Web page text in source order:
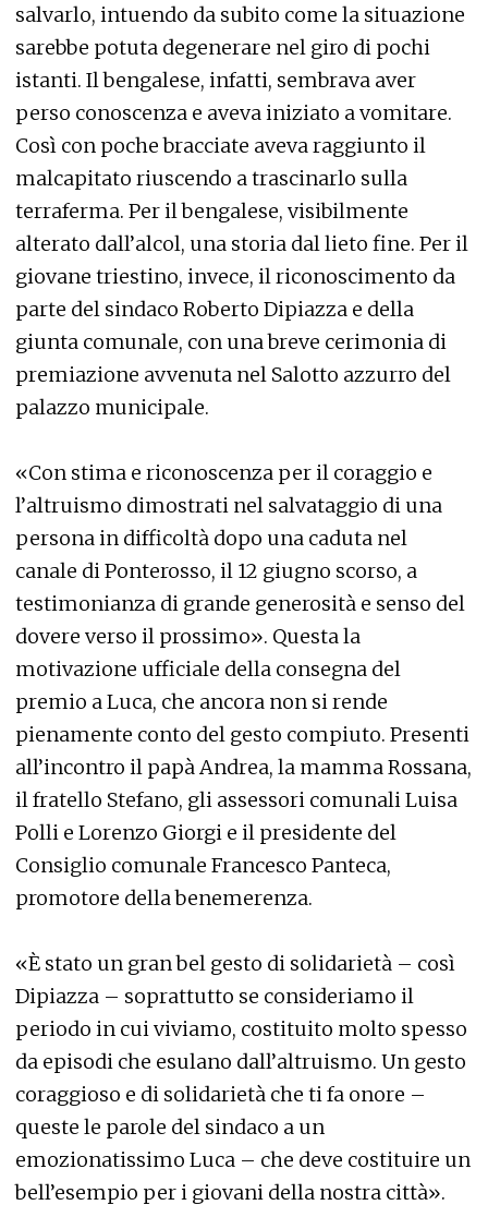
salvarlo, intuendo da subito come la situazione
sarebbe potuta degenerare nel giro di pochi
istanti. Il bengalese, infatti, sembrava aver
perso conoscenza e aveva iniziato a vomitare.
Così con poche bracciate aveva raggiunto il
malcapitato riuscendo a trascinarlo sulla
terraferma. Per il bengalese, visibilmente
alterato dall’alcol, una storia dal lieto fine. Per il
giovane triestino, invece, il riconoscimento da
parte del sindaco Roberto Dipiazza e della
giunta comunale, con una breve cerimonia di
premiazione avvenuta nel Salotto azzurro del
palazzo municipale.
«Con stima e riconoscenza per il coraggio e
l’altruismo dimostrati nel salvataggio di una
persona in difficoltà dopo una caduta nel
canale di Ponterosso, il 12 giugno scorso, a
testimonianza di grande generosità e senso del
dovere verso il prossimo». Questa la
motivazione ufficiale della consegna del
premio a Luca, che ancora non si rende
pienamente conto del gesto compiuto. Presenti
all’incontro il papà Andrea, la mamma Rossana,
il fratello Stefano, gli assessori comunali Luisa
Polli e Lorenzo Giorgi e il presidente del
Consiglio comunale Francesco Panteca,
promotore della benemerenza.
«È stato un gran bel gesto di solidarietà – così
Dipiazza – soprattutto se consideriamo il
periodo in cui viviamo, costituito molto spesso
da episodi che esulano dall’altruismo. Un gesto
coraggioso e di solidarietà che ti fa onore –
queste le parole del sindaco a un
emozionatissimo Luca – che deve costituire un
bell’esempio per i giovani della nostra città».